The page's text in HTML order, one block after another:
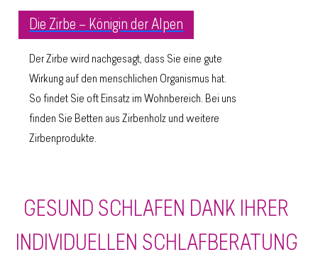
Die Zirbe – Königin der Alpen
Der Zirbe wird nachgesagt, dass Sie eine gute
Wirkung auf den menschlichen Organismus hat.
So findet Sie oft Einsatz im Wohnbereich. Bei uns
finden Sie Betten aus Zirbenholz und weitere
Zirbenprodukte.
GESUND SCHLAFEN DANK IHRER
INDIVIDUELLEN SCHLAFBERATUNG